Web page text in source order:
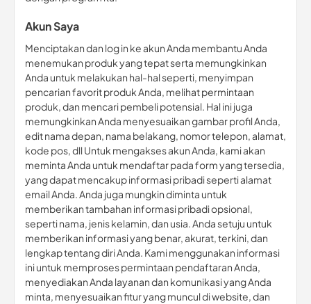
Akun Saya
Menciptakan dan log in ke akun Anda membantu Anda
menemukan produk yang tepat serta memungkinkan
Anda untuk melakukan hal-hal seperti, menyimpan
pencarian favorit produk Anda, melihat permintaan
produk, dan mencari pembeli potensial. Hal ini juga
memungkinkan Anda menyesuaikan gambar profil Anda,
edit nama depan, nama belakang, nomor telepon, alamat,
kode pos, dll Untuk mengakses akun Anda, kami akan
meminta Anda untuk mendaftar pada form yang tersedia,
yang dapat mencakup informasi pribadi seperti alamat
email Anda. Anda juga mungkin diminta untuk
memberikan tambahan informasi pribadi opsional,
seperti nama, jenis kelamin, dan usia. Anda setuju untuk
memberikan informasi yang benar, akurat, terkini, dan
lengkap tentang diri Anda. Kami menggunakan informasi
ini untuk memproses permintaan pendaftaran Anda,
menyediakan Anda layanan dan komunikasi yang Anda
minta, menyesuaikan fitur yang muncul di website, dan